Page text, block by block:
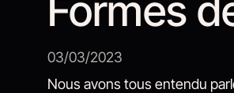
Formes
03/03/2023
Nous avons tous entendu